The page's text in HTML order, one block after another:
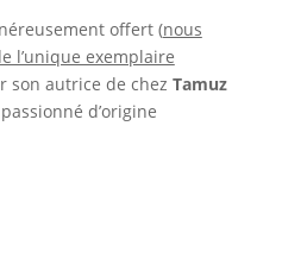
offert (nous
l’unique exemplaire
son autrice de chez Tamuz
d’origine